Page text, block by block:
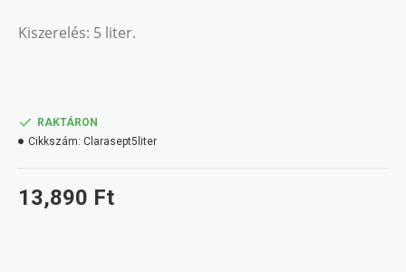
Kiszerelés: 5 liter.
13,890 Ft
RAKTÁRON
Cikkszám: Clarasept5liter